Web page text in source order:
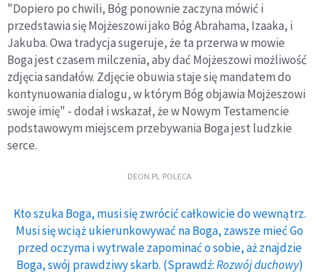
"Dopiero po chwili, Bóg ponownie zaczyna mówić i
przedstawia się Mojżeszowi jako Bóg Abrahama, Izaaka, i
Jakuba. Owa tradycja sugeruje, że ta przerwa w mowie
Boga jest czasem milczenia, aby dać Mojżeszowi możliwość
zdjęcia sandałów. Zdjęcie obuwia staje się mandatem do
kontynuowania dialogu, w którym Bóg objawia Mojżeszowi
swoje imię" - dodał i wskazał, że w Nowym Testamencie
podstawowym miejscem przebywania Boga jest ludzkie
serce.
DEON.PL POLECA
Kto szuka Boga, musi się zwrócić całkowicie do wewnątrz.
Musi się wciąż ukierunkowywać na Boga, zawsze mieć Go
przed oczyma i wytrwale zapominać o sobie, aż znajdzie
Boga, swój prawdziwy skarb. (Sprawdź:Rozwój duchowy)